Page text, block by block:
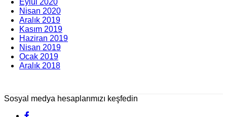
Eylül 2020
Nisan 2020
Aralık 2019
Kasım 2019
Haziran 2019
Nisan 2019
Ocak 2019
Aralık 2018
Sosyal medya hesaplarımızı keşfedin